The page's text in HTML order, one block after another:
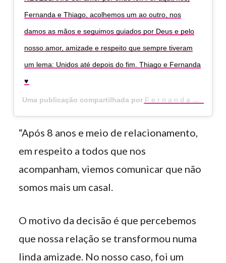
Fernanda e Thiago, acolhemos um ao outro, nos
damos as mãos e seguimos guiados por Deus e pelo
nosso amor, amizade e respeito que sempre tiveram
um lema: Unidos até depois do fim. Thiago e Fernanda
♥️
Uma publicação compartilhada por F e r n a n d a S o u z a
“Após 8 anos e meio de relacionamento,
em respeito a todos que nos
acompanham, viemos comunicar que não
somos mais um casal.
O motivo da decisão é que percebemos
que nossa relação se transformou numa
linda amizade. No nosso caso, foi um